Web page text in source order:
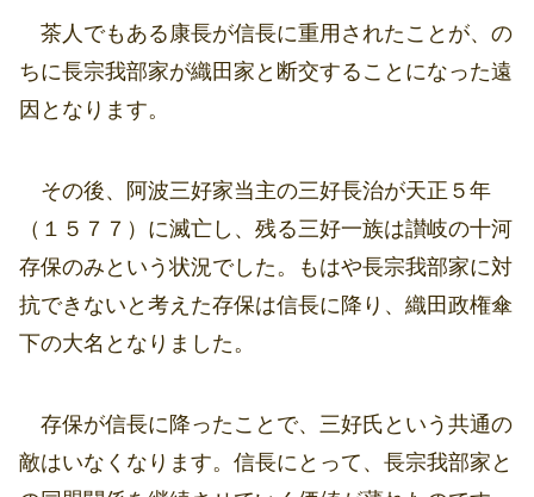
茶人でもある康長が信長に重用されたことが、の
ちに長宗我部家が織田家と断交することになった遠
因となります。
その後、阿波三好家当主の三好長治が天正５年
（１５７７）に滅亡し、残る三好一族は讃岐の十河
存保のみという状況でした。もはや長宗我部家に対
抗できないと考えた存保は信長に降り、織田政権傘
下の大名となりました。
存保が信長に降ったことで、三好氏という共通の
敵はいなくなります。信長にとって、長宗我部家と